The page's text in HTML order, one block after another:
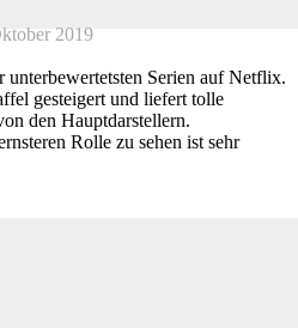
2019
Serien auf Netflix.
gesteigert und liefert tolle
den Hauptdarstellern.
Rolle zu sehen ist sehr